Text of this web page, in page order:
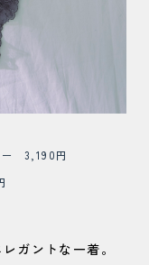
ー 3,190円
ガントな一着。